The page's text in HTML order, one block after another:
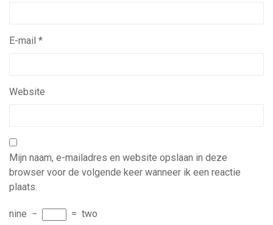
E-mail *
Website
Mijn naam, e-mailadres en website opslaan in deze
browser voor de volgende keer wanneer ik een reactie
plaats.
nine − = two